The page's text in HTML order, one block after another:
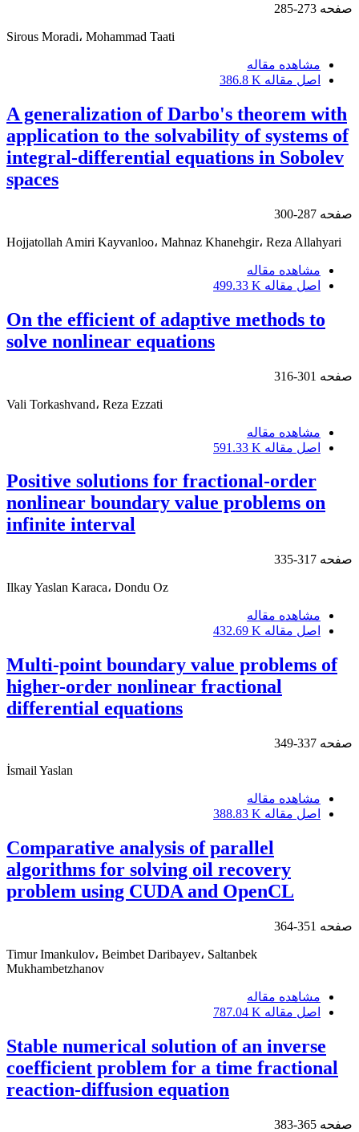
صفحه 273-285
Sirous Moradi، Mohammad Taati
مشاهده مقاله
اصل مقاله 386.8 K
A generalization of Darbo's theorem with
application to the‎ ‎solvability of systems of
integral-differential equations in Sobolev
spaces
صفحه 287-300
Hojjatollah Amiri Kayvanloo، Mahnaz Khanehgir، Reza Allahyari
مشاهده مقاله
اصل مقاله 499.33 K
On the efficient of adaptive methods to
solve nonlinear equations
صفحه 301-316
Vali Torkashvand، Reza Ezzati
مشاهده مقاله
اصل مقاله 591.33 K
Positive solutions for fractional-order
nonlinear boundary value problems on
infinite interval
صفحه 317-335
Ilkay Yaslan Karaca، Dondu Oz
مشاهده مقاله
اصل مقاله 432.69 K
Multi-point boundary value problems of
higher-order nonlinear fractional
differential equations
صفحه 337-349
İsmail Yaslan
مشاهده مقاله
اصل مقاله 388.83 K
Comparative analysis of parallel
algorithms for solving oil recovery
problem using CUDA and OpenCL
صفحه 351-364
Timur Imankulov، Beimbet Daribayev، Saltanbek
Mukhambetzhanov
مشاهده مقاله
اصل مقاله 787.04 K
Stable numerical solution of an inverse
coefficient problem for a time fractional
reaction-diffusion equation‎
صفحه 365-383